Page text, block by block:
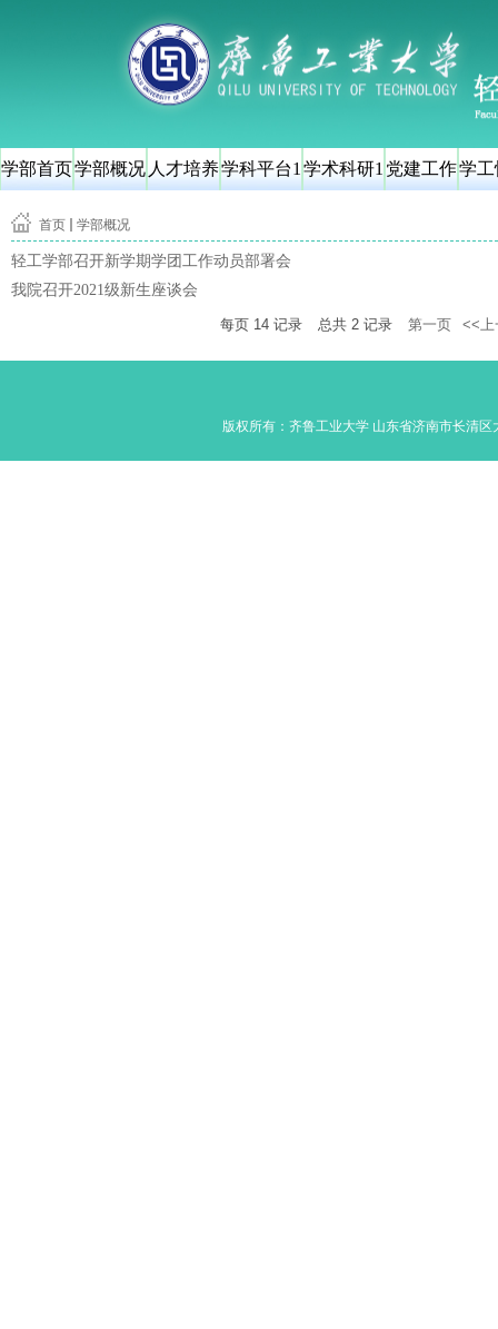
学部首页学部概况 人才培养学科平台1 学术科研1 党建工作学
首页 学部概况
轻工学部召开新学期学团工作动员部署会
我院召开2021级新生座谈会
每页 14 记录 总共 2 记录 第一页 <<上
版权所有：齐鲁工业大学 山东省济南市长清区